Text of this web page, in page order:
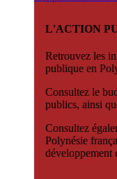
L'ACTION
Retrouvez les
publique en
Consultez le
publics, ainsi
Consultez
Polynésie
développement